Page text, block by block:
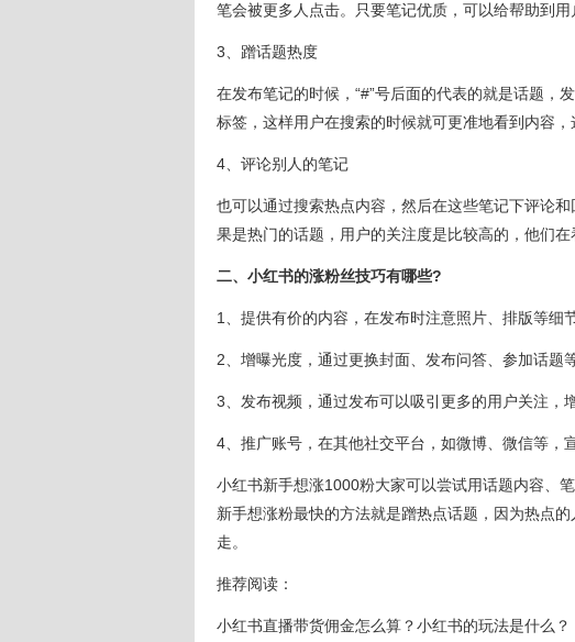
笔会被更多人点击。只要笔记优质，可以给帮助到用
3、蹭话题热度
在发布笔记的时候，“#”号后面的代表的就是话题，
标签，这样用户在搜索的时候就可更准地看到内容，
4、评论别人的笔记
也可以通过搜索热点内容，然后在这些笔记下评论
果是热门的话题，用户的关注度是比较高的，他们
二、小红书的涨粉丝技巧有哪些?
1、提供有价的内容，在发布时注意照片、排版等细
2、增曝光度，通过更换封面、发布问答、参加话题
3、发布视频，通过发布可以吸引更多的用户关注，
4、推广账号，在其他社交平台，如微博、微信等，
小红书新手想涨1000粉大家可以尝试用话题内容、
新手想涨粉最快的方法就是蹭热点话题，因为热点
走。
推荐阅读：
小红书直播带货佣金怎么算？小红书的玩法是什么？